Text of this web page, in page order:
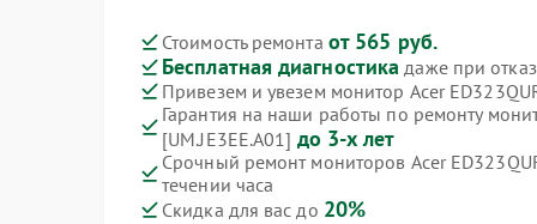
Стоимость ремонта от 565 руб.
Бесплатная диагностика даже при
Привезем и увезем монитор Acer
Гарантия на наши работы по ремонту
[UM.JE3EE.A01] до 3-х лет
Срочный ремонт мониторов Acer
течении часа
Скидка для вас до 20%